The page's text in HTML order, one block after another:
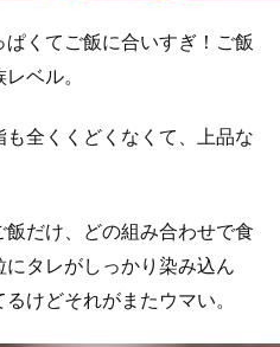
くてご飯に合いすぎ！ご飯
ベル。
全くくどくなくて、上品な
だけ、どの組み合わせで食
タレがしっかり染み込ん
けどそれがまたウマい。